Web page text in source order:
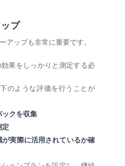
プ
アップも非常に重要です。
果をしっかりと測定する必
のような評価を行うことが
ックを収集
定
が実際に活用されているか確